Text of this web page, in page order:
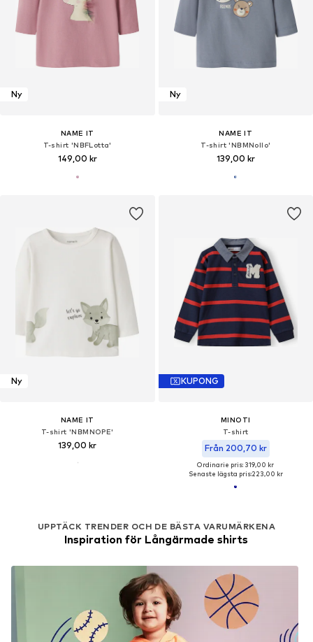
Ny
NAME IT
T-shirt 'NBFLotta'
149,00 kr
Ny
NAME IT
T-shirt 'NBMNollo'
139,00 kr
Ny
NAME IT
T-shirt 'NBMNOPE'
139,00 kr
KUPONG
MINOTI
T-shirt
Från 200,70 kr
Ordinarie pris: 319,00 kr
Senaste lägsta pris:223,00 kr
UPPTÄCK TRENDER OCH DE BÄSTA VARUMÄRKENA
Inspiration för Långärmade shirts